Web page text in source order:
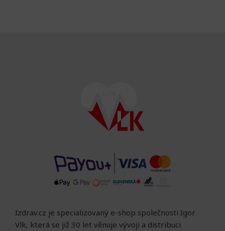
Izdrav.cz je specializovaný e-shop společnosti Igor
Vlk, která se již 30 let věnuje vývoji a distribuci